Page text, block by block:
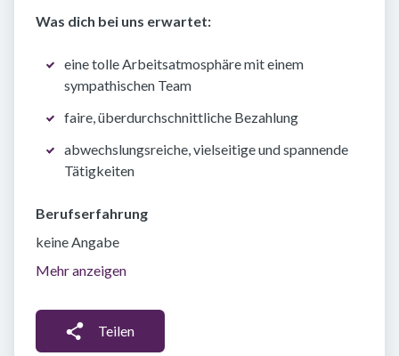
Was dich bei uns erwartet:
eine tolle Arbeitsatmosphäre mit einem
sympathischen Team
faire, überdurchschnittliche Bezahlung
abwechslungsreiche, vielseitige und spannende
Tätigkeiten
Berufserfahrung
keine Angabe
Mehr anzeigen
Teilen